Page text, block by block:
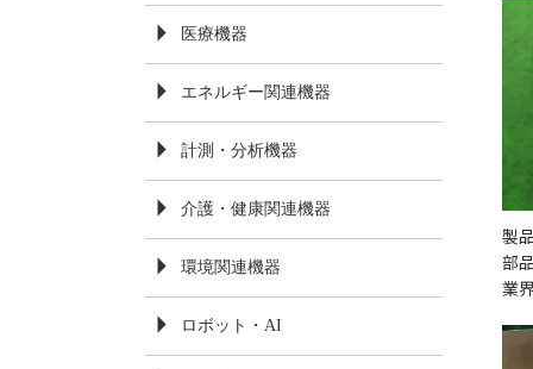
製
部
業
医療機器
エネルギー関連機器
計測・分析機器
介護・健康関連機器
環境関連機器
ロボット・AI